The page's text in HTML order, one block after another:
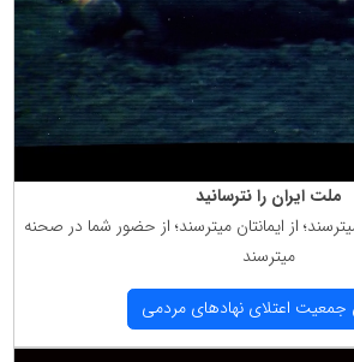
ملت ایران را نترسانید
از ایمانتان میترسند؛ از حضور شما در صحنه
میترسند
اعتلای نهادهای مردمی